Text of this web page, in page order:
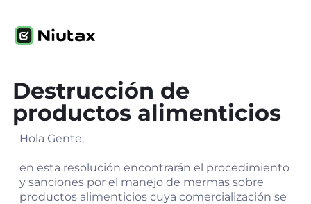
Destrucción de
productos alimenticios
Hola Gente,
en esta resolución encontrarán el procedimiento
y sanciones por el manejo de mermas sobre
productos alimenticios cuya comercialización se